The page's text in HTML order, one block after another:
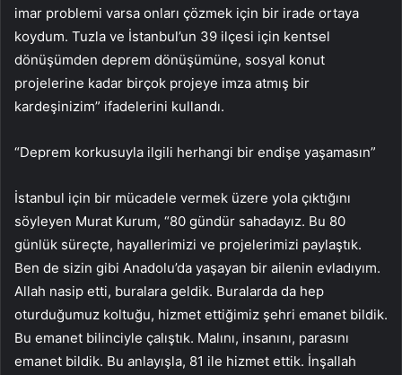
imar problemi varsa onları çözmek için bir irade ortaya
koydum. Tuzla ve İstanbul’un 39 ilçesi için kentsel
dönüşümden deprem dönüşümüne, sosyal konut
projelerine kadar birçok projeye imza atmış bir
kardeşinizim” ifadelerini kullandı.
“Deprem korkusuyla ilgili herhangi bir endişe yaşamasın”
İstanbul için bir mücadele vermek üzere yola çıktığını
söyleyen Murat Kurum, “80 gündür sahadayız. Bu 80
günlük süreçte, hayallerimizi ve projelerimizi paylaştık.
Ben de sizin gibi Anadolu’da yaşayan bir ailenin evladıyım.
Allah nasip etti, buralara geldik. Buralarda da hep
oturduğumuz koltuğu, hizmet ettiğimiz şehri emanet bildik.
Bu emanet bilinciyle çalıştık. Malını, insanını, parasını
emanet bildik. Bu anlayışla, 81 ile hizmet ettik. İnşallah